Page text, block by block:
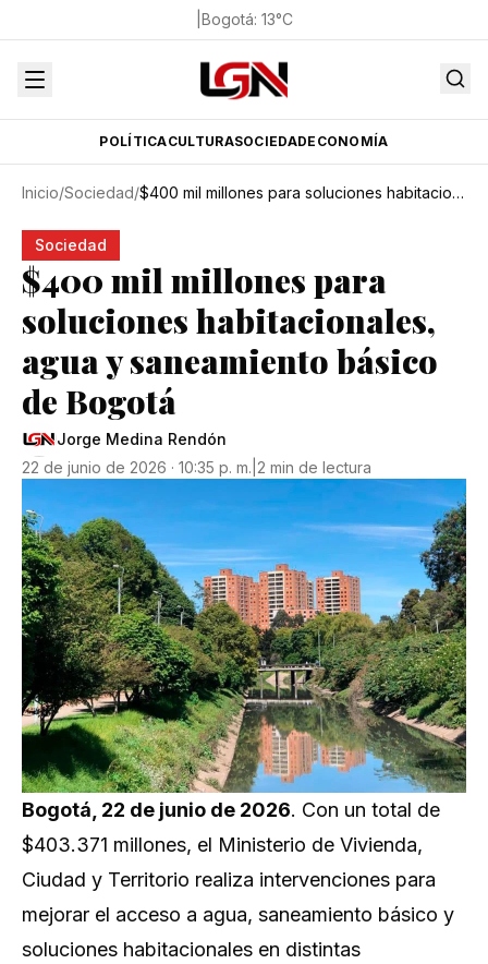
Bogotá: 13°C
POLÍTICACULTURASOCIEDADECONOMÍA
Inicio/Sociedad/ $400 mil millones para soluciones habitacionales, agua y saneamiento básico de Bogotá
Sociedad
$400 mil millones para
soluciones habitacionales,
agua y saneamiento básico
de Bogotá
Jorge Medina Rendón
22 de junio de 2026 · 10:35 p. m. 2 min de lectura
Bogotá, 22 de junio de 2026​. Con un total de
$403.371 millones, el Ministerio de Vivienda,
Ciudad y Territorio realiza intervenciones para
mejorar el acceso a agua, saneamiento básico y
soluciones habitacionales en distintas